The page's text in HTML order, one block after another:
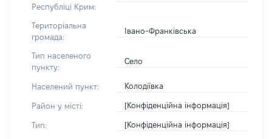
Республіці Крим:
Територіальна
громада:
Івано-Франківська
Тип населеного
пункту:
Село
Населений пункт: Колодіївка
Район у місті: [Конфіденційна інформація]
Тип: [Конфіденційна інформація]